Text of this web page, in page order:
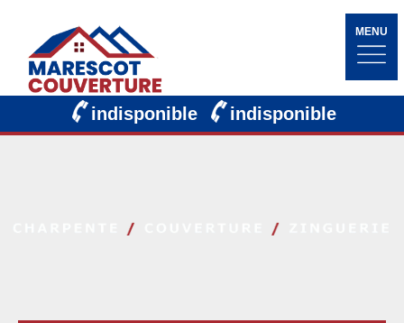
MENU
indisponible indisponible